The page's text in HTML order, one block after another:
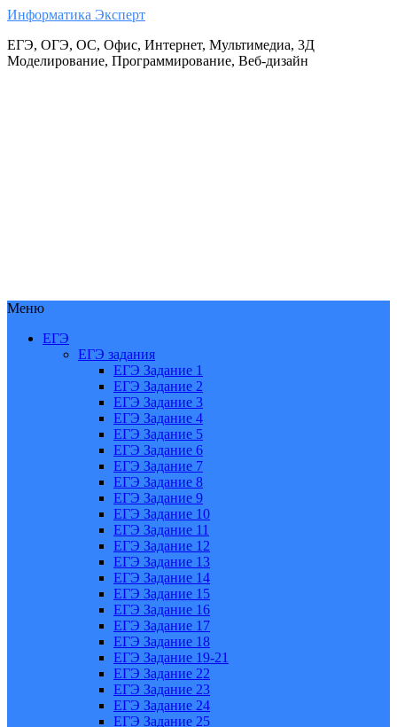
Информатика Эксперт
ЕГЭ, ОГЭ, ОС, Офис, Интернет, Мультимедиа, 3Д
Моделирование, Программирование, Веб-дизайн
Меню
ЕГЭ
ЕГЭ задания
ЕГЭ Задание 1
ЕГЭ Задание 2
ЕГЭ Задание 3
ЕГЭ Задание 4
ЕГЭ Задание 5
ЕГЭ Задание 6
ЕГЭ Задание 7
ЕГЭ Задание 8
ЕГЭ Задание 9
ЕГЭ Задание 10
ЕГЭ Задание 11
ЕГЭ Задание 12
ЕГЭ Задание 13
ЕГЭ Задание 14
ЕГЭ Задание 15
ЕГЭ Задание 16
ЕГЭ Задание 17
ЕГЭ Задание 18
ЕГЭ Задание 19-21
ЕГЭ Задание 22
ЕГЭ Задание 23
ЕГЭ Задание 24
ЕГЭ Задание 25